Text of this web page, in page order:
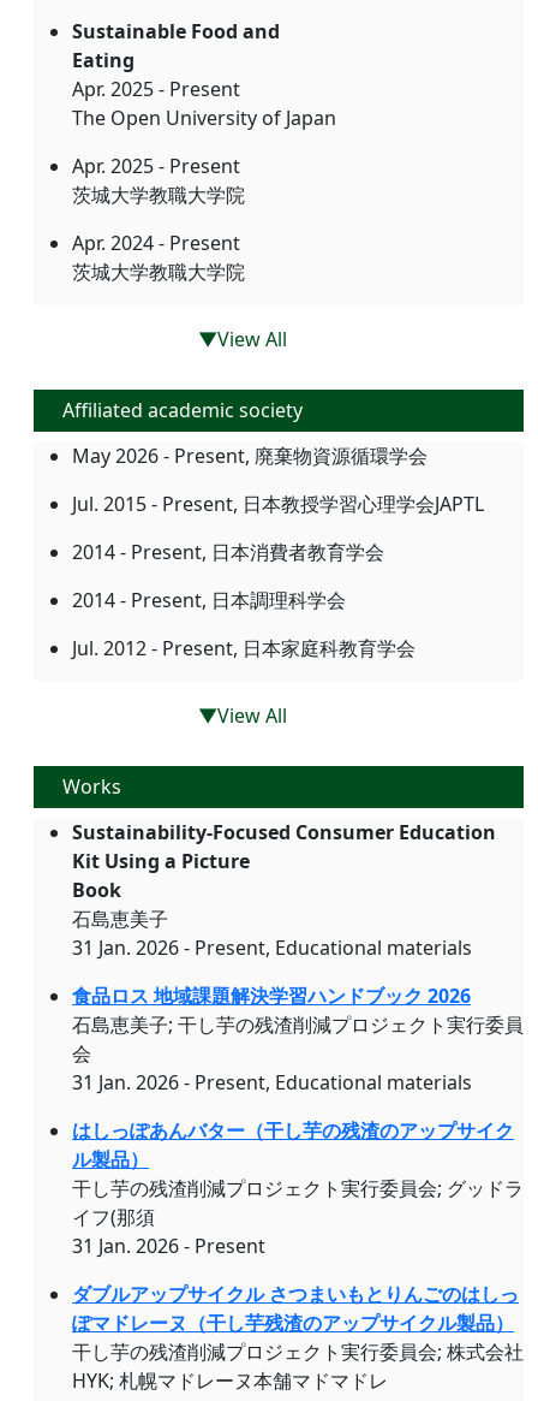
Sustainable Food and
Eating
Apr. 2025 - Present
The Open University of Japan
Apr. 2025 - Present
茨城大学教職大学院
Apr. 2024 - Present
茨城大学教職大学院
▼View All
Affiliated academic society
May 2026 - Present, 廃棄物資源循環学会
Jul. 2015 - Present, 日本教授学習心理学会JAPTL
2014 - Present, 日本消費者教育学会
2014 - Present, 日本調理科学会
Jul. 2012 - Present, 日本家庭科教育学会
▼View All
Works
Sustainability-Focused Consumer Education
Kit Using a Picture
Book
石島恵美子
31 Jan. 2026 - Present, Educational materials
食品ロス 地域課題解決学習ハンドブック 2026
石島恵美子; 干し芋の残渣削減プロジェクト実行委員
会
31 Jan. 2026 - Present, Educational materials
はしっぽあんバター（干し芋の残渣のアップサイク
ル製品）
干し芋の残渣削減プロジェクト実行委員会; グッドラ
イフ(那須
31 Jan. 2026 - Present
ダブルアップサイクル さつまいもとりんごのはしっ
ぽマドレーヌ（干し芋残渣のアップサイクル製品）
干し芋の残渣削減プロジェクト実行委員会; 株式会社
HYK; 札幌マドレーヌ本舗マドマドレ